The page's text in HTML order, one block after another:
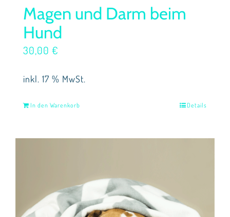
Magen und Darm beim
Hund
30,00 €
inkl. 17 % MwSt.
In den Warenkorb Details